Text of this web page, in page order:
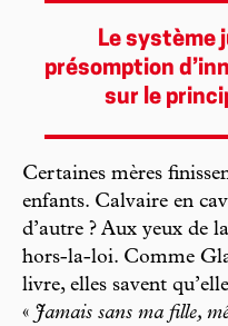
Le système
présomption
sur le
Certaines mères
enfants. Calvaire en
d’autre ? Aux yeux de
hors-la-loi. Comme
livre, elles savent
« Jamais sans ma fille,